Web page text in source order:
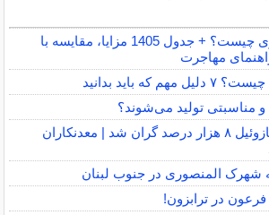
نرم‌افزار حسابداری ابری چیست؟ + جدول 1405 مزایا، مقایسه با
مهاجرت
باید بدانید
مناسبتی تولید می‌شوند؟
شوک تازه به معادن؛ گازوئیل ۸ هزار درصد گران شد | معدنکاران
شهرک المنصوری در جنوب لبنان
در ترابزون!